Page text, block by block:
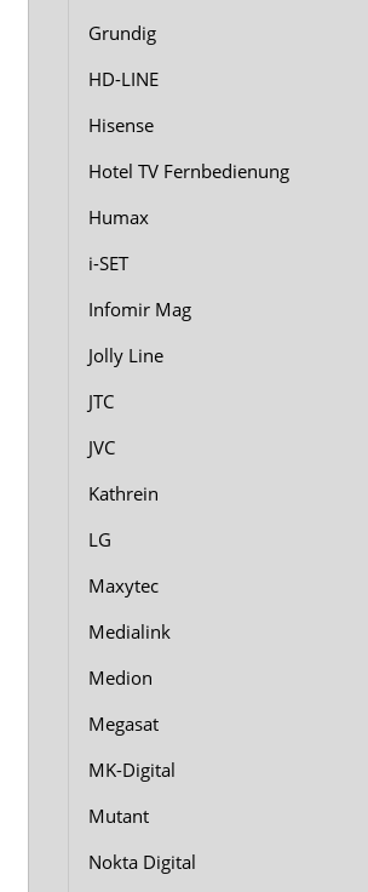
Grundig
HD-LINE
Hisense
Hotel TV Fernbedienung
Humax
i-SET
Infomir Mag
Jolly Line
JTC
JVC
Kathrein
LG
Maxytec
Medialink
Medion
Megasat
MK-Digital
Mutant
Nokta Digital